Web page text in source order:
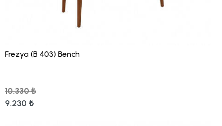
Frezya (B 403) Bench
10.330 ₺
9.230 ₺